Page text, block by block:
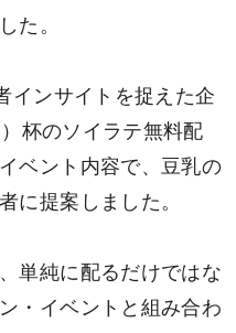
た。
インサイトを捉えた企
杯のソイラテ無料配
ベント内容で、豆乳の
に提案しました。
単純に配るだけではな
・イベントと組み合わ